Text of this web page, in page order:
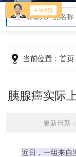
当前位置：首页
胰腺癌实际
更新日期
近日，一组来自